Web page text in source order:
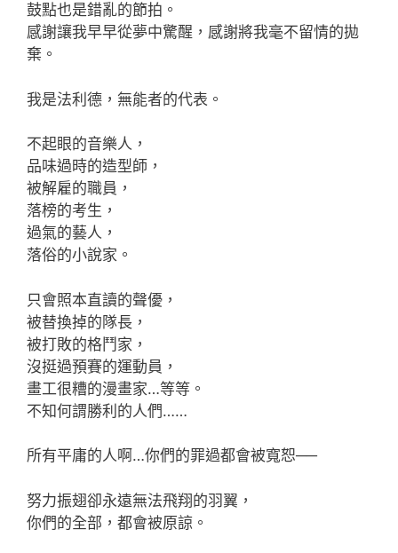
鼓點也是錯亂的節拍。
感謝讓我早早從夢中驚醒，感謝將我毫不留情的拋
棄。
我是法利德，無能者的代表。
不起眼的音樂人，
品味過時的造型師，
被解雇的職員，
落榜的考生，
過氣的藝人，
落俗的小說家。
只會照本直讀的聲優，
被替換掉的隊長，
被打敗的格鬥家，
沒挺過預賽的運動員，
畫工很糟的漫畫家…等等。
不知何謂勝利的人們……
所有平庸的人啊…你們的罪過都會被寬恕──
努力振翅卻永遠無法飛翔的羽翼，
你們的全部，都會被原諒。